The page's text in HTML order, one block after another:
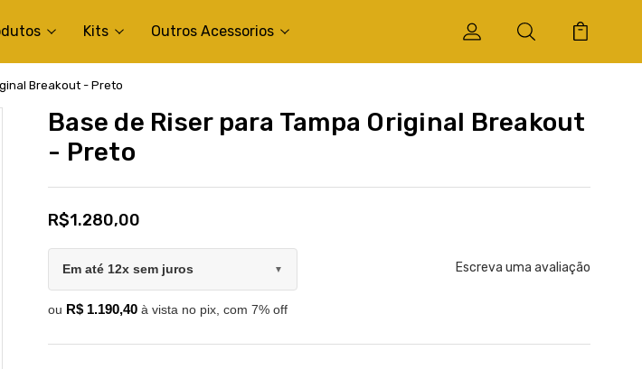
Kits Outros Acessorios
Breakout - Preto
Base de Riser para Tampa Original Breakout
- Preto
R$1.280,00
Em até 12x sem juros ▼
ou R$ 1.190,40 à vista no pix, com 7% off
Escreva uma avaliação